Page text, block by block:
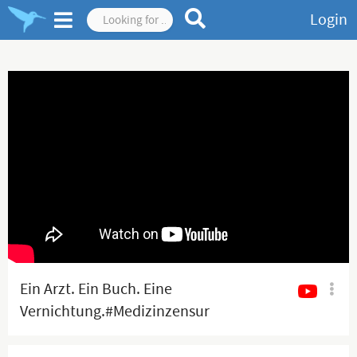
Login
Ein Arzt. Ein Buch. Eine
Vernichtung.#Medizinzensur